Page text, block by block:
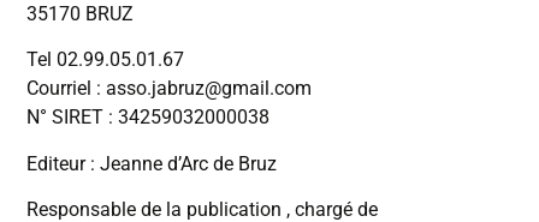
35170 BRUZ
Tel 02.99.05.01.67
Courriel : asso.jabruz@gmail.com
N° SIRET : 34259032000038
Editeur : Jeanne d’Arc de Bruz
Responsable de la publication , chargé de